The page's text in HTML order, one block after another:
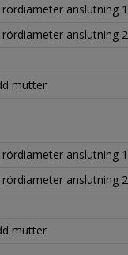
anslutning 1
rördiameter anslutning 2
mutter
anslutning 1
rördiameter anslutning 2
mutter